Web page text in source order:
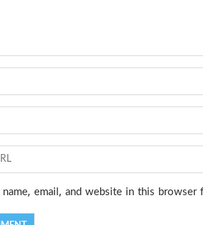
name, email, and website in this